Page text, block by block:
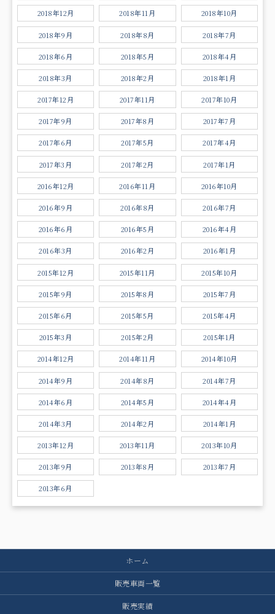
2018年12月 2018年11月 2018年10月
2018年9月 2018年8月 2018年7月
2018年6月 2018年5月 2018年4月
2018年3月 2018年2月 2018年1月
2017年12月 2017年11月 2017年10月
2017年9月 2017年8月 2017年7月
2017年6月 2017年5月 2017年4月
2017年3月 2017年2月 2017年1月
2016年12月 2016年11月 2016年10月
2016年9月 2016年8月 2016年7月
2016年6月 2016年5月 2016年4月
2016年3月 2016年2月 2016年1月
2015年12月 2015年11月 2015年10月
2015年9月 2015年8月 2015年7月
2015年6月 2015年5月 2015年4月
2015年3月 2015年2月 2015年1月
2014年12月 2014年11月 2014年10月
2014年9月 2014年8月 2014年7月
2014年6月 2014年5月 2014年4月
2014年3月 2014年2月 2014年1月
2013年12月 2013年11月 2013年10月
2013年9月 2013年8月 2013年7月
2013年6月
ホーム
販売車両一覧
販売実績